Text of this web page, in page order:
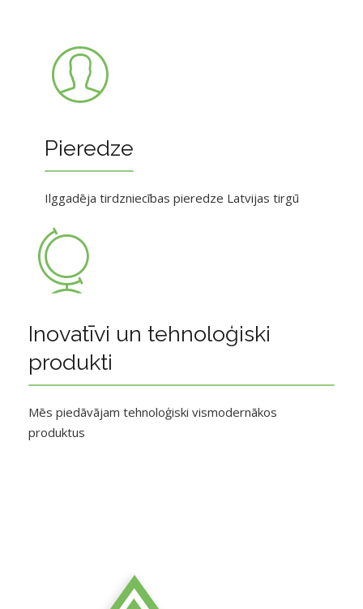
Pieredze
Ilggadēja tirdzniecības pieredze Latvijas tirgū
Inovatīvi un tehnoloģiski
produkti
Mēs piedāvājam tehnoloģiski vismodernākos
produktus